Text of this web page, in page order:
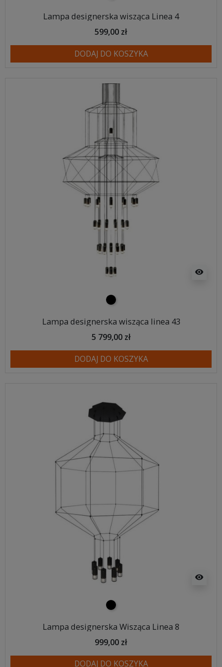
Lampa designerska wisząca Linea 4
599,00 zł
DODAJ DO KOSZYKA
visibility
czarny
Lampa designerska wisząca linea 43
5 799,00 zł
DODAJ DO KOSZYKA
visibility
czarny
Lampa designerska Wisząca Linea 8
999,00 zł
DODAJ DO KOSZYKA